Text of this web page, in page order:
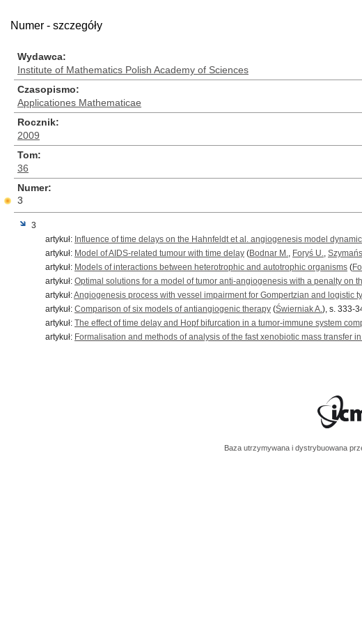
Numer - szczegóły
Wydawca
Institute of Mathematics Polish Academy of Sciences
Czasopismo
Applicationes Mathematicae
Rocznik
2009
Tom
36
Numer
3
3
artykuł: Influence of time delays on the Hahnfeldt et al. angiogenesis model
artykuł: Model of AIDS-related tumour with time delay (Bodnar M., Foryś U.,
artykuł: Models of interactions between heterotrophic and autotrophic organisms (
artykuł: Optimal solutions for a model of tumor anti-angiogenesis with a penalty on
artykuł:Angiogenesis process with vessel impairment for Gompertzian and logistic
artykuł: Comparison of six models of antiangiogenic therapy (Świerniak A.), s. 333-
artykuł: The effect of time delay and Hopf bifurcation in a tumor-immune system
artykuł: Formalisation and methods of analysis of the fast xenobiotic mass transfer
Baza utrzymywana i dystrybuowana